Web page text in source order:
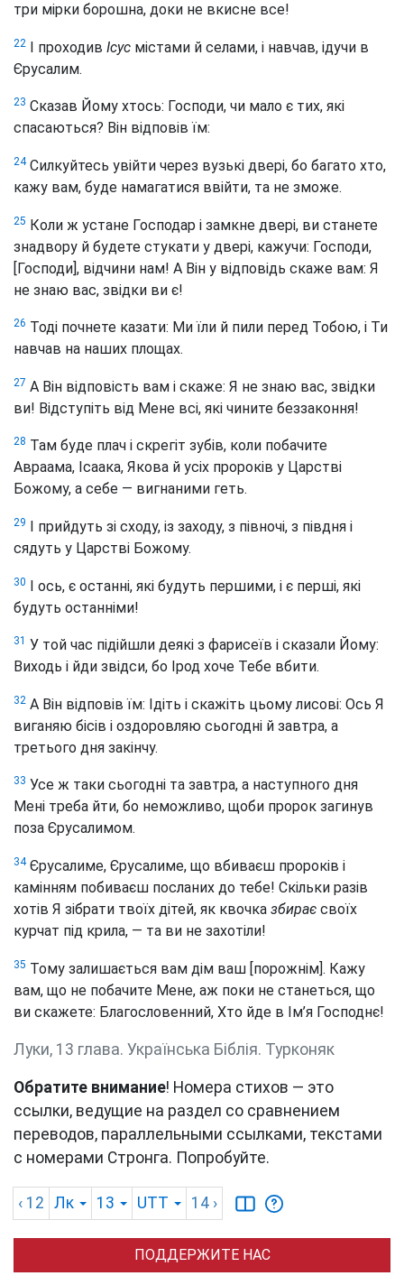
три мірки борошна, доки не вкисне все!
22 І проходив Ісус містами й селами, і навчав, ідучи в
Єрусалим.
23 Сказав Йому хтось: Господи, чи мало є тих, які
спасаються? Він відповів їм:
24Силкуйтесь увійти через вузькі двері, бо багато хто,
кажу вам, буде намагатися ввійти, та не зможе.
25 Коли ж устане Господар і замкне двері, ви станете
знадвору й будете стукати у двері, кажучи: Господи,
[Господи], відчини нам! А Він у відповідь скаже вам: Я
не знаю вас, звідки ви є!
26 Тоді почнете казати: Ми їли й пили перед Тобою, і Ти
навчав на наших площах.
27 А Він відповість вам і скаже: Я не знаю вас, звідки
ви! Відступіть від Мене всі, які чините беззаконня!
28 Там буде плач і скрегіт зубів, коли побачите
Авраама, Ісаака, Якова й усіх пророків у Царстві
Божому, а себе — вигнаними геть.
29 І прийдуть зі сходу, із заходу, з півночі, з півдня і
сядуть у Царстві Божому.
30 І ось, є останні, які будуть першими, і є перші, які
будуть останніми!
31 У той час підійшли деякі з фарисеїв і сказали Йому:
Виходь і йди звідси, бо Ірод хоче Тебе вбити.
32 А Він відповів їм: Ідіть і скажіть цьому лисові: Ось Я
виганяю бісів і оздоровляю сьогодні й завтра, а
третього дня закінчу.
33 Усе ж таки сьогодні та завтра, а наступного дня
Мені треба йти, бо неможливо, щоби пророк загинув
поза Єрусалимом.
34Єрусалиме, Єрусалиме, що вбиваєш пророків і
камінням побиваєш посланих до тебе! Скільки разів
хотів Я зібрати твоїх дітей, як квочка збирає своїх
курчат під крила, — та ви не захотіли!
35 Тому залишається вам дім ваш [порожнім]. Кажу
вам, що не побачите Мене, аж поки не станеться, що
ви скажете: Благословенний, Хто йде в Ім’я Господнє!
Луки, 13 глава. Українська Біблія. Турконяк
Обратите внимание! Номера стихов — это
ссылки, ведущие на раздел со сравнением
переводов, параллельными ссылками, текстами
с номерами Стронга. Попробуйте.
‹ 12 Лк 13 UTT 14 ›
ПОДДЕРЖИТЕ НАС